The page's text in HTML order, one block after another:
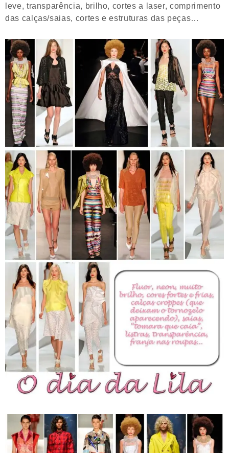
leve, transparência, brilho, cortes a laser, comprimento
das calças/saias, cortes e estruturas das peças…